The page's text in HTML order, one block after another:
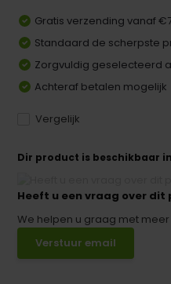
Gratis verzending vanaf
Standaard de scherpste
Zorgvuldig geselecteerd
Achteraf betalen mogelijk
Vergelijk
Dir product is beschikbaar
Heeft u een vraag over dit
We helpen u graag met
Verstuur email